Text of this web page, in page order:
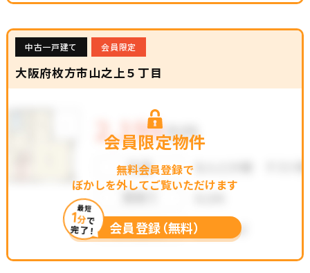
中古一戸建て 会員限定
大阪府枚方市山之上５丁目
会員限定物件
無料会員登録で
ぼかしを外してご覧いただけます
最短
1分で
完了！ 会員登録（無料）